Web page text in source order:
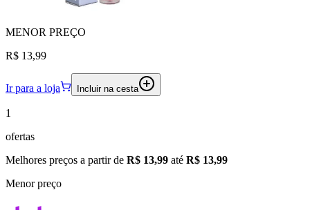
MENOR PREÇO
R$ 13,99
Ir para a loja Incluir na cesta
1
ofertas
Melhores preços a partir de R$ 13,99 até R$ 13,99
Menor preço